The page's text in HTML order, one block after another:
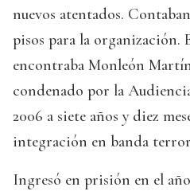
nuevos atentados.
pisos para la organización.
encontraba Monleón
condenado por la
2006 a siete años y diez
integración en banda
Ingresó en prisión en el